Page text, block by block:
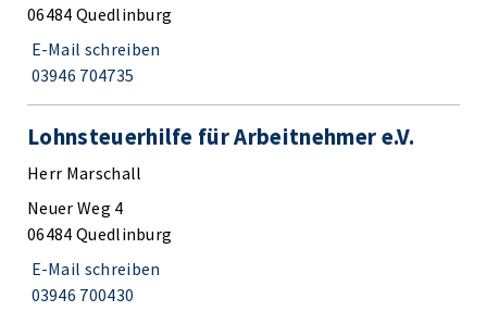
06484 Quedlinburg
E-Mail schreiben
03946 704735
Lohnsteuerhilfe für Arbeitnehmer e.V.
Herr Marschall
Neuer Weg 4
06484 Quedlinburg
E-Mail schreiben
03946 700430